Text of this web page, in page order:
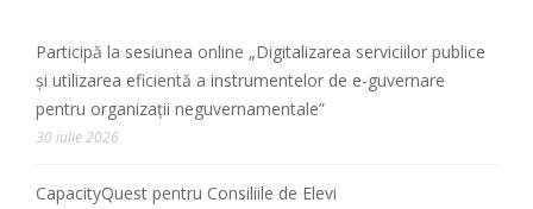
Participă la sesiunea online „Digitalizarea serviciilor publice
și utilizarea eficientă a instrumentelor de e-guvernare
pentru organizații neguvernamentale”
30 iulie 2026
CapacityQuest pentru Consiliile de Elevi